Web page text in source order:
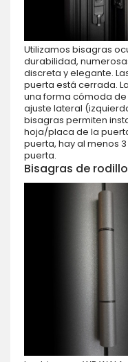
Utilizamos bisagras
durabilidad,
discreta y elegante.
puerta está cerrada.
una forma cómoda de
ajuste lateral
bisagras permiten
hoja/placa de la
puerta, hay al menos
puerta.
Bisagras de rodillo